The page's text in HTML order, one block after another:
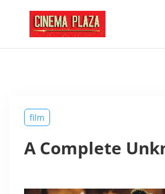
film
A Complete